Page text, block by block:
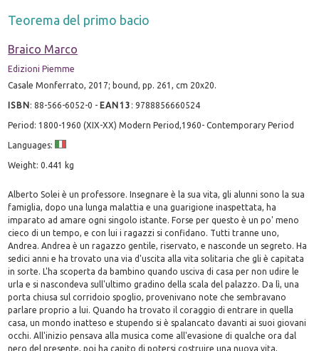
Teorema del primo bacio
Braico Marco
Edizioni Piemme
Casale Monferrato, 2017; bound, pp. 261, cm 20x20.
ISBN:88-566-6052-0 - EAN13 :9788856660524
Period: 1800-1960 (XIX-XX) Modern Period,1960- Contemporary Period
Languages:
Weight: 0.441 kg
Alberto Solei è un professore. Insegnare è la sua vita, gli alunni sono la sua
famiglia, dopo una lunga malattia e una guarigione inaspettata, ha
imparato ad amare ogni singolo istante. Forse per questo è un po' meno
cieco di un tempo, e con lui i ragazzi si confidano. Tutti tranne uno,
Andrea. Andrea è un ragazzo gentile, riservato, e nasconde un segreto. Ha
sedici anni e ha trovato una via d'uscita alla vita solitaria che gli è capitata
in sorte. L'ha scoperta da bambino quando usciva di casa per non udire le
urla e si nascondeva sull'ultimo gradino della scala del palazzo. Da lì, una
porta chiusa sul corridoio spoglio, provenivano note che sembravano
parlare proprio a lui. Quando ha trovato il coraggio di entrare in quella
casa, un mondo inatteso e stupendo si è spalancato davanti ai suoi giovani
occhi. All'inizio pensava alla musica come all'evasione di qualche ora dal
nero del presente, poi ha capito di potersi costruire una nuova vita,